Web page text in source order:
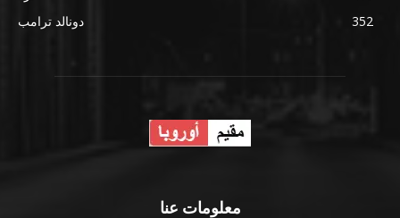
دونالد ترامب
352
معلومات عنا